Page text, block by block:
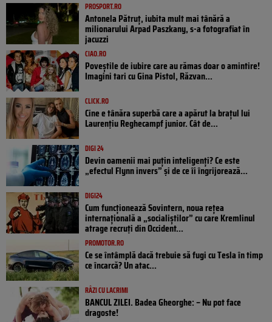
PROSPORT.RO
Antonela Pătruț, iubita mult mai tânără a
milionarului Arpad Paszkany, s-a fotografiat în
jacuzzi
CIAO.RO
Poveştile de iubire care au rămas doar o amintire!
Imagini tari cu Gina Pistol, Răzvan...
CLICK.RO
Cine e tânăra superbă care a apărut la brațul lui
Laurențiu Reghecampf junior. Cât de...
DIGI 24
Devin oamenii mai puțin inteligenți? Ce este
„efectul Flynn invers” și de ce îi îngrijorează...
DIGI24
Cum funcționează Sovintern, noua rețea
internațională a „socialiștilor” cu care Kremlinul
atrage recruți din Occident...
PROMOTOR.RO
Ce se întâmplă dacă trebuie să fugi cu Tesla în timp
ce încarcă? Un atac...
RÂZI CU LACRIMI
BANCUL ZILEI. Badea Gheorghe: – Nu pot face
dragoste!